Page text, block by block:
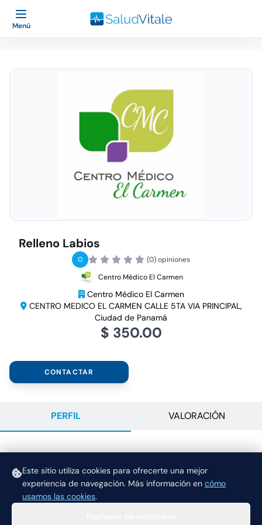
Este sitio utiliza cookies para ofrecerte una mejor
experiencia de navegación. Más información en cómo
usamos las cookies.
Menú
Relleno Labios
0
(0) opiniones
Centro Médico El Carmen
Centro Médico El Carmen
CENTRO MEDICO EL CARMEN CALLE 5TA VIA PRINCIPAL,
Ciudad de Panamá
$ 350.00
CONTACTAR
PERFIL VALORACIÓN
Previa evaluación con especialista $60.